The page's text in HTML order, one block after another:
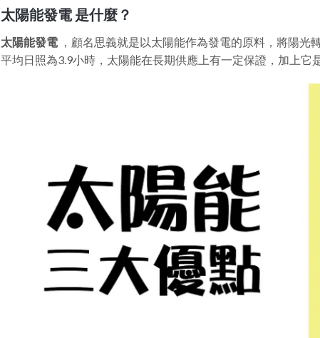
太陽能發電是什麼？
太陽能發電 ，顧名思義就是以太陽能作為發電的原料，將陽光
平均日照為3.9小時，太陽能在長期供應上有一定保證，加上它